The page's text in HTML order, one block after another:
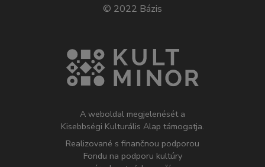
© 2022 Bázis
A weboldal megjelenését a
Kisebbségi Kulturális Alap támogatja.
Realizované s finančnou podporou
Fondu na podporu kultúry